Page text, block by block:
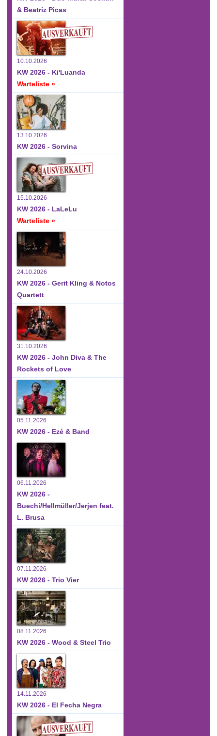
& Beatriz Picas
10.10.2026
KW 2026 - Ki'Luanda
Warteliste »
13.10.2026
KW 2026 - Sorvina
15.10.2026
KW 2026 - LaLeLu
Warteliste »
24.10.2026
KW 2026 - Gerit Kling & Notos
Quartett
31.10.2026
KW 2026 - John Diva & The
Rockets of Love
05.11.2026
KW 2026 - Ezé & Band
06.11.2026
KW 2026 -
Buechi/Hellmüller/Jerjen feat.
L. Brusa
07.11.2026
KW 2026 - Trio Vier
08.11.2026
KW 2026 - Wood & Steel Trio
14.11.2026
KW 2026 - El Fecha Negra